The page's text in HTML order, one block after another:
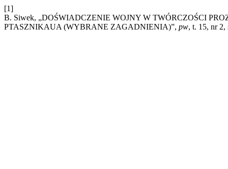
[1]
B. Siwek, „DOŚWIADCZENIE WOJNY W TWÓRCZOŚCI
PTASZNIKAUA (WYBRANE ZAGADNIENIA)”, pw, t. 15, nr 2,